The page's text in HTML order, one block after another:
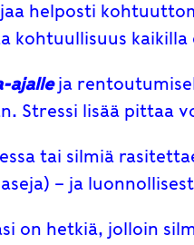
helposti
kohtuullisuus kaikilla
ajalleja
Stressi lisää pittaa
tai silmiä
– ja
on hetkiä, jolloin